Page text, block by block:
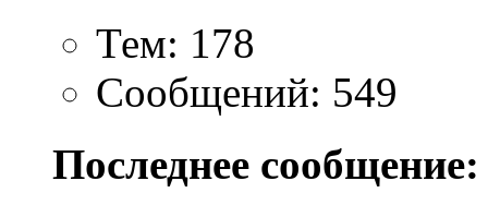
Тем: 178
Сообщений: 549
Последнее сообщение: